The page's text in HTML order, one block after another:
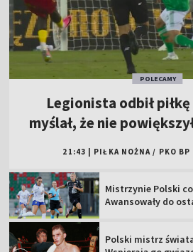
POLECAMY
Legionista odbił
myślał, że nie
21:43 | PIŁKA NOŻNA / PKO BP
Mistrzynie Polski
Awansowały do
Polski mistrz